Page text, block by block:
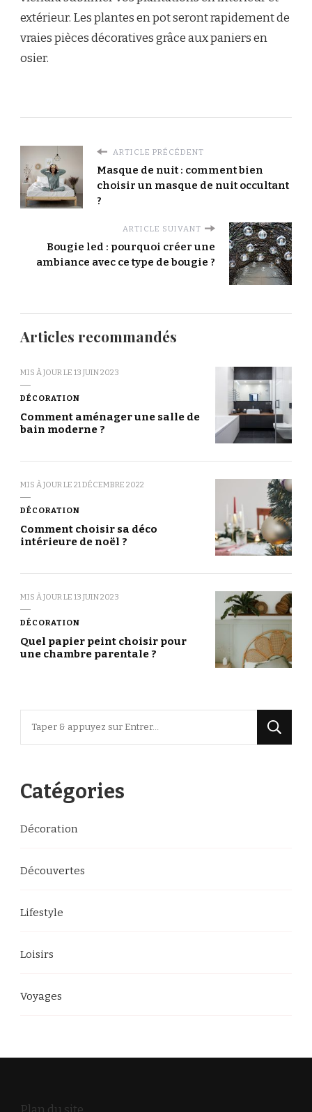
extérieur. Les plantes en pot seront rapidement de
vraies pièces décoratives grâce aux paniers en
osier.
ARTICLE PRÉCÉDENT
Masque de nuit : comment bien
choisir un masque de nuit occultant
?
ARTICLE SUIVANT
Bougie led : pourquoi créer une
ambiance avec ce type de bougie ?
Articles recommandés
MIS À JOUR LE 13 JUIN 2023
DÉCORATION
Comment aménager une salle de
bain moderne ?
MIS À JOUR LE 21 DÉCEMBRE 2022
DÉCORATION
Comment choisir sa déco
intérieure de noël ?
MIS À JOUR LE 13 JUIN 2023
DÉCORATION
Quel papier peint choisir pour
une chambre parentale ?
?
Catégories
Décoration
Découvertes
Lifestyle
Loisirs
Voyages